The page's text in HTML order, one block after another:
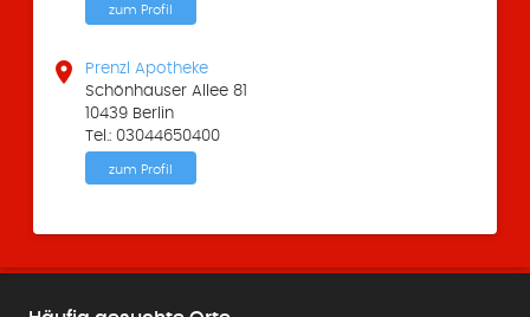
zum Profil

Prenzl Apotheke
Schönhauser Allee 81
10439 Berlin
Tel.: 03044650400
zum Profil